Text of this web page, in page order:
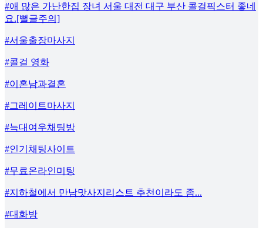
#애 많은 가난한집 장녀 서울 대전 대구 부산 콜걸픽스터 좋네
요.[뻘글주의]
#서울출장마사지
#콜걸 영화
#이혼남과결혼
#그레이트마사지
#늑대여우채팅방
#인기채팅사이트
#무료온라인미팅
#지하철에서 만남맛사지리스트 추천이라도 좀...
#대화방